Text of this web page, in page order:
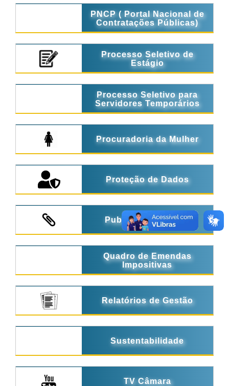
PNCP ( Portal Nacional de
Contratações Públicas)
Processo Seletivo de
Estágio
Processo Seletivo para
Servidores Temporários
Procuradoria da Mulher
Proteção de Dados
Publicações Legais
Quadro de Emendas
Impositivas
Relatórios de Gestão
Sustentabilidade
TV Câmara